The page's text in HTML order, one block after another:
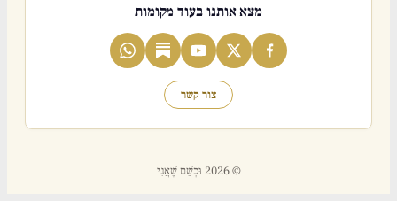
מצא אותנו בעוד מקומות
צור קשר
© 2026 וּכְשֵׁם שֶׁאֲנִי